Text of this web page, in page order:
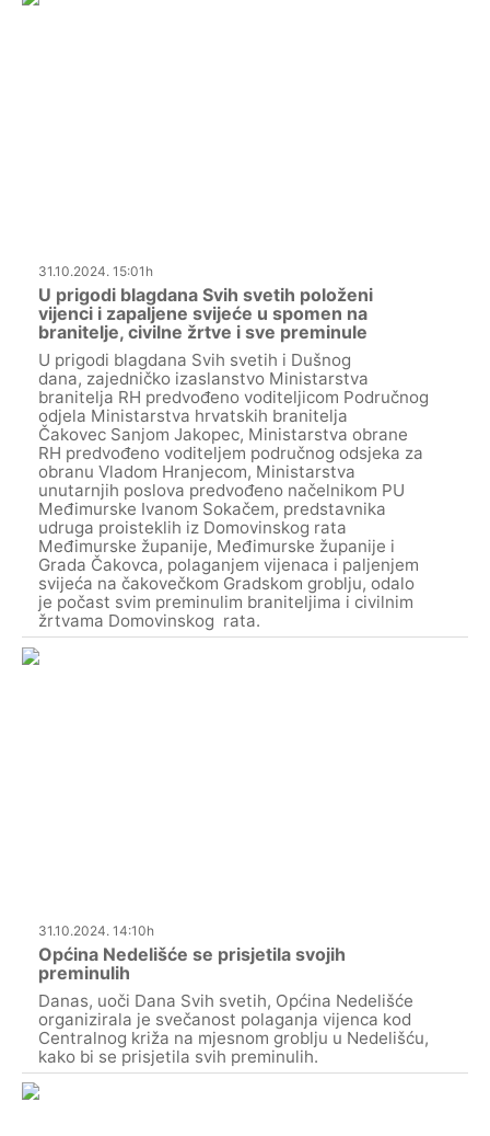
31.10.2024. 15:01h
U prigodi blagdana Svih svetih položeni
vijenci i zapaljene svijeće u spomen na
branitelje, civilne žrtve i sve preminule
U prigodi blagdana Svih svetih i Dušnog
dana, zajedničko izaslanstvo Ministarstva
branitelja RH predvođeno voditeljicom Područnog
odjela Ministarstva hrvatskih branitelja
Čakovec Sanjom Jakopec, Ministarstva obrane
RH predvođeno voditeljem područnog odsjeka za
obranu Vladom Hranjecom, Ministarstva
unutarnjih poslova predvođeno načelnikom PU
Međimurske Ivanom Sokačem, predstavnika
udruga proisteklih iz Domovinskog rata
Međimurske županije, Međimurske županije i
Grada Čakovca, polaganjem vijenaca i paljenjem
svijeća na čakovečkom Gradskom groblju, odalo
je počast svim preminulim braniteljima i civilnim
žrtvama Domovinskog rata.
31.10.2024. 14:10h
Općina Nedelišće se prisjetila svojih
preminulih
Danas, uoči Dana Svih svetih, Općina Nedelišće
organizirala je svečanost polaganja vijenca kod
Centralnog križa na mjesnom groblju u Nedelišću,
kako bi se prisjetila svih preminulih.